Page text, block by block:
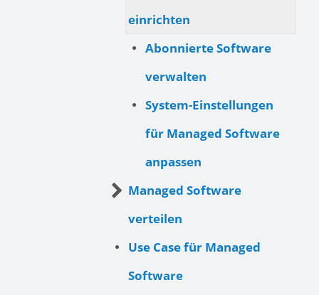
einrichten
Abonnierte Software
verwalten
System-Einstellungen
für Managed Software
anpassen
Managed Software
verteilen
Use Case für Managed
Software